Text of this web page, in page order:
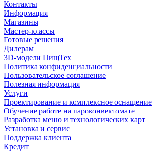
Контакты
Информация
Магазины
Мастер-классы
Готовые решения
Дилерам
3D-модели ПищТех
Политика конфиденциальности
Пользовательское соглашение
Полезная информация
Услуги
Проектирование и комплексное оснащение
Обучение работе на пароконвектомате
Разработка меню и технологических карт
Установка и сервис
Поддержка клиента
Кредит